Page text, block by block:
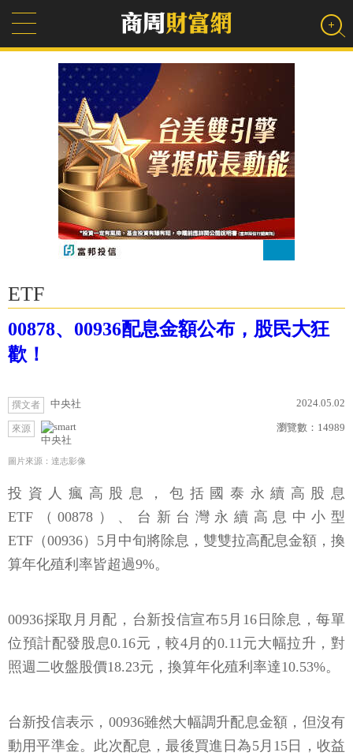
ETF
00878、00936配息金額公布，股民大狂
歡！
撰文者 中央社 2024.05.02
來源
中央社
瀏覽數： 14989
圖片來源：達志影像
投資人瘋高股息，包括國泰永續高股息
ETF（00878）、台新台灣永續高息中小型
ETF（00936）5月中旬將除息，雙雙拉高配息金額，換
算年化殖利率皆超過9%。
00936採取月月配，台新投信宣布5月16日除息，每單
位預計配發股息0.16元，較4月的0.11元大幅拉升，對
照週二收盤股價18.23元，換算年化殖利率達10.53%。
台新投信表示，00936雖然大幅調升配息金額，但沒有
動用平準金。此次配息，最後買進日為5月15日，收益